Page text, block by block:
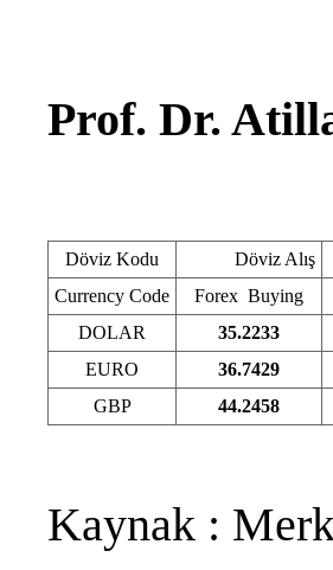
Prof. Dr.
Döviz Kodu Döviz Alış
Currency Code
Forex Buying
DOLAR
35.2233
EURO
36.7429
GBP
44.2458
Kaynak :